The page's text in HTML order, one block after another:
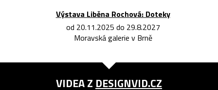
Výstava Liběna Rochová: Doteky
od 20.11.2025 do 29.8.2027
Moravská galerie v Brně
VIDEA Z DESIGNVID.CZ